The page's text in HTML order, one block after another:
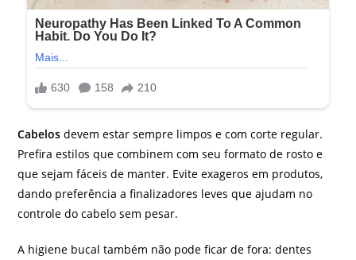
Cabelos devem estar sempre limpos e com corte regular.
Prefira estilos que combinem com seu formato de rosto e
que sejam fáceis de manter. Evite exageros em produtos,
dando preferência a finalizadores leves que ajudam no
controle do cabelo sem pesar.
A higiene bucal também não pode ficar de fora: dentes